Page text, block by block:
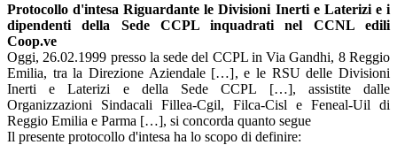
Protocollo d'intesa Riguardante le Divisioni Inerti e Laterizi e i
dipendenti della Sede CCPL inquadrati nel CCNL edili
Coop.ve
Oggi, 26.02.1999 presso la sede del CCPL in Via Gandhi, 8 Reggio
Emilia, tra la Direzione Aziendale […], e le RSU delle Divisioni
Inerti e Laterizi e della Sede CCPL […], assistite dalle
Organizzazioni Sindacali Fillea-Cgil, Filca-Cisl e Feneal-Uil di
Reggio Emilia e Parma […], si concorda quanto segue
Il presente protocollo d'intesa ha lo scopo di definire: